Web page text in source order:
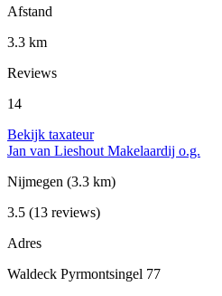
Afstand
3.3 km
Reviews
14
Bekijk taxateur
Jan van Lieshout Makelaardij o.g.
Nijmegen (3.3 km)
3.5 (13 reviews)
Adres
Waldeck Pyrmontsingel 77